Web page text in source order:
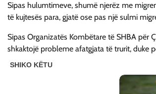
Sipas hulumtimeve, shumë njerëz me
të kujtesës para, gjatë ose pas një sulmi
Sipas Organizatës Kombëtare të SHBA për
shkaktojë probleme afatgjata të trurit, duke